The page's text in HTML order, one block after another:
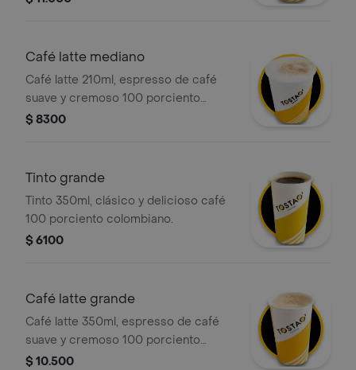
experiencia sensorial placentera en
Café latte mediano
Café latte 210ml, espresso de café
suave y cremoso 100 porciento
colombiano con la cantidad justa de
$ 8300
Tinto grande
Tinto 350ml, clásico y delicioso café
100 porciento colombiano.
$ 6100
Café latte grande
Café latte 350ml, espresso de café
suave y cremoso 100 porciento
colombiano con la cantidad justa de
$ 10.500